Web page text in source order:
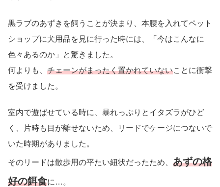
黒ラブのあずきを飼うことが決まり、本腰を入れてペット
ショップに犬用品を見に行った時には、「今はこんなに
色々あるのか」と驚きました。
何よりも、 チェーンがまったく置かれていないことに衝撃
を受けました。
室内で遊ばせている時に、暴れっぷりとイタズラがひど
く、片時も目が離せないため、リードでケージにつないで
いた時期がありました。
そのリードは散歩用の平たい紐状だったため、 あずの格
好の餌食に…。